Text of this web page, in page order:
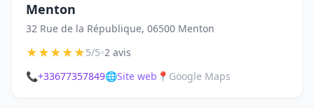
Menton
32 Rue de la République, 06500 Menton
★★★★★5/5•2 avis
📞+33677357849🌐Site web 📍 Google Maps